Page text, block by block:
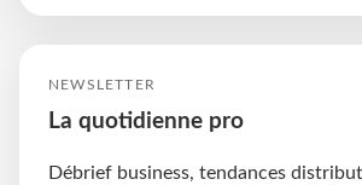
NEWSLETTER
La quotidienne pro
Débrief business, tendances